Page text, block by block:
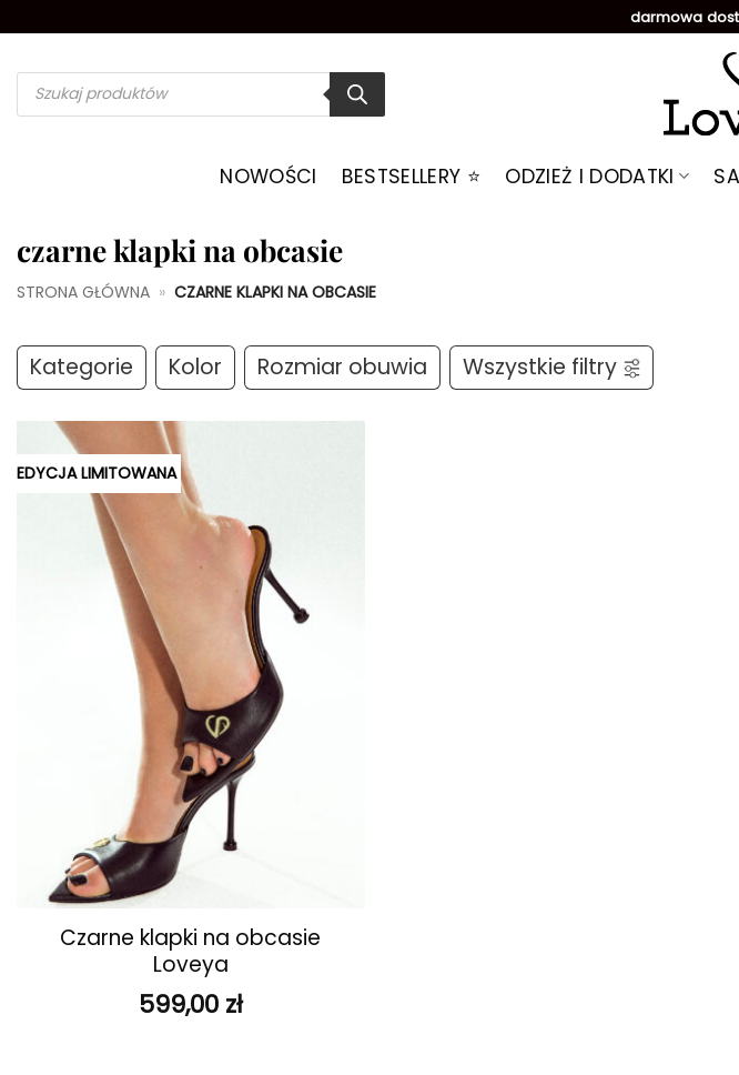
zawartości
darmowa
Wyszukiwarka
produktów
NOWOŚCI BESTSELLERY ⭐️ ODZIEŻ I DODATKI
czarne klapki na obcasie
STRONA GŁÓWNA » CZARNE KLAPKI NA OBCASIE
Kategorie Kolor Rozmiar obuwia Wszystkie filtry
EDYCJA LIMITOWANA
Czarne klapki na obcasie
Loveya
599,00 zł